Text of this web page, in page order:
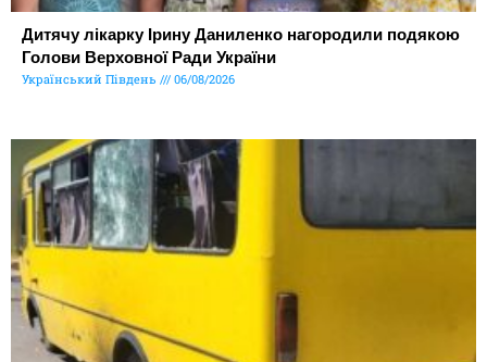
Дитячу лікарку Ірину Даниленко нагородили подякою
Голови Верховної Ради України
Український Південь 06/08/2026